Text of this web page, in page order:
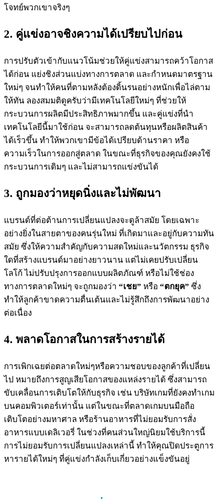
โจทย์พวกเขาจริงๆ
2. คู่แข่งอาจชิงความได้เปรียบไปก่อน
การปรับตัวเข้ากับแนวโน้มช่วยให้คู่แข่งสามารถคว้าโอกาส
ได้ก่อน แย่งชิงส่วนแบ่งทางการตลาด และกำหนดมาตรฐาน
ใหม่ๆ จนทำให้คนที่ตามหลังต้องดิ้นรนอย่างหนักเพื่อไล่ตาม
ให้ทัน ลองสมมติดูครับว่ามีเทคโนโลยีใหม่ๆ ที่ช่วยให้
กระบวนการผลิตมีประสิทธิภาพมากขึ้น และคู่แข่งที่นำ
เทคโนโลยีนี้มาใช้ก่อน จะสามารถลดต้นทุนหรือผลิตสินค้า
ได้เร็วขึ้น ทำให้พวกเขามีข้อได้เปรียบด้านราคา หรือ
ความเร็วในการออกสู่ตลาด ในขณะที่ธุรกิจของคุณยังคงใช้
กระบวนการเดิมๆ และไม่สามารถแข่งขันได้
3. ถูกมองว่าหยุดนิ่งและไม่พัฒนา
แบรนด์ที่ต่อต้านการเปลี่ยนแปลงจะดูล้าสมัย โดยเฉพาะ
อย่างยิ่งในสายตาของคนรุ่นใหม่ ที่เกิดมาและอยู่กับความทัน
สมัย ซึ่งให้ความสำคัญกับความสดใหม่และนวัตกรรม ธุรกิจ
ใดที่สร้างแบรนด์มาอย่างยาวนาน แต่ไม่เคยปรับเปลี่ยน
โลโก้ ไม่ปรับปรุงการออกแบบผลิตภัณฑ์ หรือไม่ใช้ช่อง
ทางการตลาดใหม่ๆ จะถูกมองว่า “เชย” หรือ “ตกยุค” ซึ่ง
ทำให้ลูกค้าขาดความตื่นเต้นและไม่รู้สึกถึงการพัฒนาอย่าง
ต่อเนื่อง
4. พลาดโอกาสในการสร้างรายได้
การเพิกเฉยต่อตลาดใหม่ๆหรือความชอบของลูกค้าที่เปลี่ยน
ไป หมายถึงการสูญเสียโอกาสของแหล่งรายได้ ซึ่งสามารถ
ขับเคลื่อนการเติบโตให้กับธุรกิจ เช่น บริษัทเกมที่ยังคงทำเกม
บนคอมพิวเตอร์เท่านั้น แต่ในขณะที่ตลาดเกมบนมือถือ
เติบโตอย่างมหาศาล หรือร้านอาหารที่ไม่ยอมรับการสั่ง
อาหารแบบเดลิเวอรี่ ในช่วงที่คนส่วนใหญ่นิยมใช้บริการนี้
การไม่ยอมรับการเปลี่ยนแปลงเหล่านี้ ทำให้คุณปิดประตูการ
หารายได้ใหม่ๆ ที่คู่แข่งกำลังเก็บเกี่ยวอย่างแข็งขันอยู่